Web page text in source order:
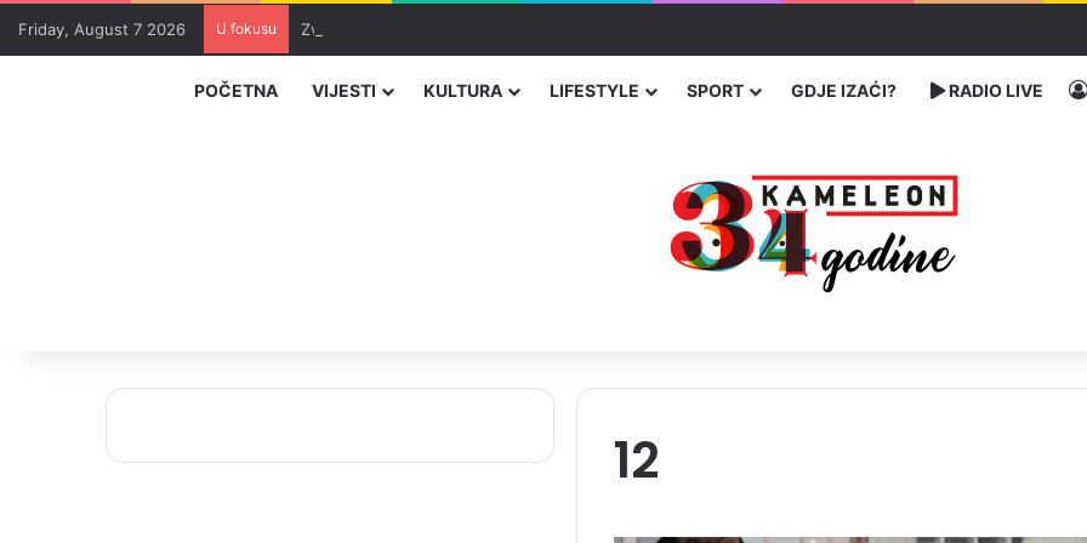
Friday, August 7 2026 U fokusu Zvizdić, Magazinović i Kojović traže poseban status za Memorijalni centar Srebrenica
POČETNA VIJESTI KULTURA LIFESTYLE SPORT GDJE IZAĆI? RADIO LIVE
12